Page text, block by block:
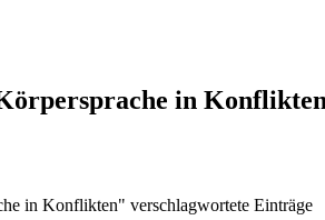
in
in Konflikten" verschlagwortete Einträge